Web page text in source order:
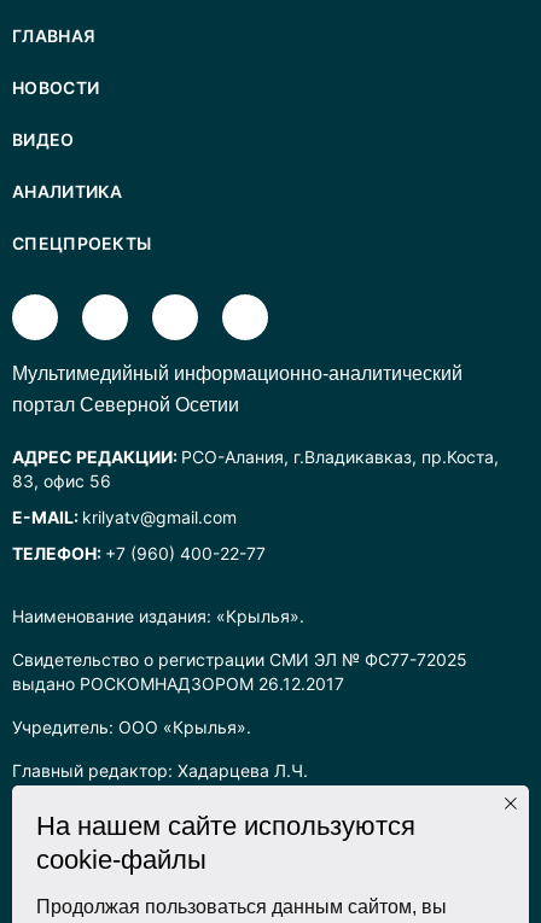
Наименование издания: «Крылья».
Свидетельство о регистрации СМИ ЭЛ № ФС77-72025
выдано РОСКОМНАДЗОРОМ 26.12.2017
Учредитель: ООО «Крылья».
Главный редактор: Хадарцева Л.Ч.
Информация на сайте предназначена для лиц старше 16 лет.
Все права на любые материалы, опубликованные на сайте,
защищены в соответствии с российским законодательством
об интеллектуальной собственности. Любое использование
ГЛАВНАЯ
НОВОСТИ
ВИДЕО
АНАЛИТИКА
СПЕЦПРОЕКТЫ
Mультимедийный информационно-аналитический
портал Северной Осетии
АДРЕС РЕДАКЦИИ: РСО-Алания, г.Владикавказ, пр.Коста,
83, офис 56
E-MAIL: krilyatv@gmail.com
ТЕЛЕФОН: +7 (960) 400-22-77
На нашем сайте используются
cookie-файлы
Продолжая пользоваться данным сайтом, вы